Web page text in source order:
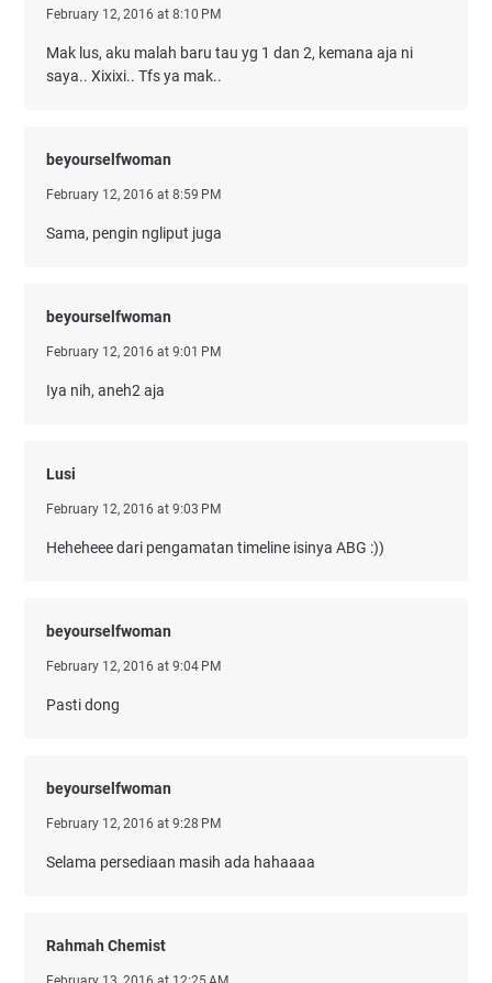
February 12, 2016 at 8:10 PM
Mak lus, aku malah baru tau yg 1 dan 2, kemana aja ni
saya.. Xixixi.. Tfs ya mak..
beyourselfwoman
February 12, 2016 at 8:59 PM
Sama, pengin ngliput juga
beyourselfwoman
February 12, 2016 at 9:01 PM
Iya nih, aneh2 aja
Lusi
February 12, 2016 at 9:03 PM
Heheheee dari pengamatan timeline isinya ABG :))
beyourselfwoman
February 12, 2016 at 9:04 PM
Pasti dong
beyourselfwoman
February 12, 2016 at 9:28 PM
Selama persediaan masih ada hahaaaa
Rahmah Chemist